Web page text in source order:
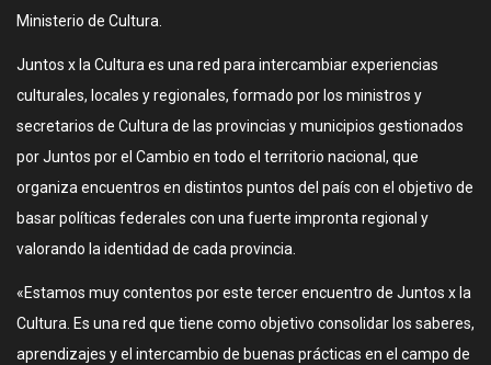
Ministerio de Cultura.
Juntos x la Cultura es una red para intercambiar experiencias
culturales, locales y regionales, formado por los ministros y
secretarios de Cultura de las provincias y municipios gestionados
por Juntos por el Cambio en todo el territorio nacional, que
organiza encuentros en distintos puntos del país con el objetivo de
basar políticas federales con una fuerte impronta regional y
valorando la identidad de cada provincia.
«Estamos muy contentos por este tercer encuentro de Juntos x la
Cultura. Es una red que tiene como objetivo consolidar los saberes,
aprendizajes y el intercambio de buenas prácticas en el campo de